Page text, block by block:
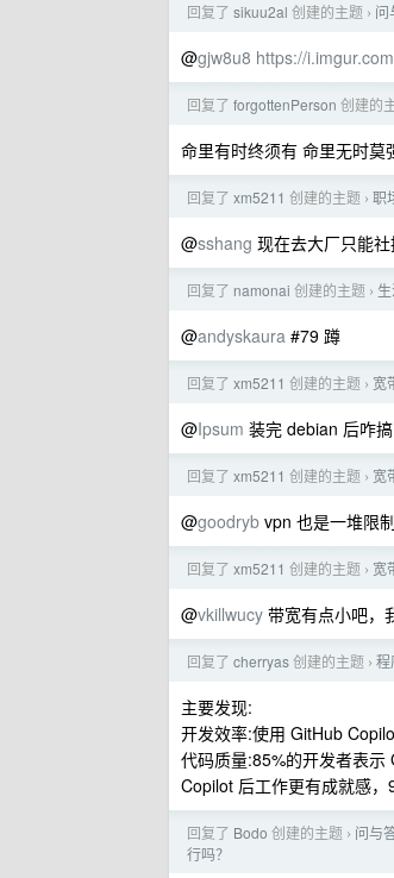
回复了 sikuu2al 创建的主题 › 问
@gjw8u8 https://
回复了 forgottenPerson 创建的
命里有时终须有 命里无时莫
回复了 xm5211 创建的主题 › 职
@sshang 现在去大厂只能
回复了 namonai 创建的主题 ›
@andyskaura #79 蹲
回复了 xm5211 创建的主题 › 宽
@Ipsum 装完 debian 后咋
回复了 xm5211 创建的主题 › 宽
@goodryb vpn 也是一堆限
回复了 xm5211 创建的主题 › 宽
@vkillwucy 带宽有点小吧，
回复了 cherryas创建的主题 › 程
主要发现:
开发效率:使用 GitHub
代码质量:85%的开发者表
Copilot 后工作更有成就感，
回复了 Bodo 创建的主题 › 问与
行吗？